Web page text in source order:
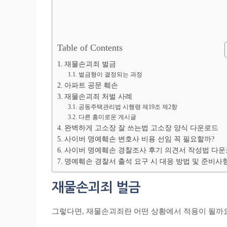
Table of Contents
재물손괴죄 벌금
벌금형이 결정되는 과정
아파트 공문 훼손
재물손괴죄 처벌 사례
공동주택관리법 시행령 제19조 제2항
다른 흥미로운 게시글
완벽하게 고소장 잘 쓰는법 고소장 양식 다운로드
사이버 명예훼손 변호사 비용 선임 꼭 필요할까?
사이버 명예훼손 경찰조사 후기 의견서 작성법 다운
명예훼손 경찰서 출석 요구 시 대응 방법 및 준비사
재물손괴죄 벌금
그렇다면, 재물손괴죄란 어떤 상황에서 적용이 될까